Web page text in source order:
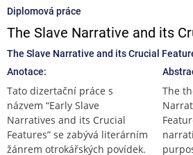
Diplomová práce
The Slave Narrative and its
The Slave Narrative and its Crucial
Anotace:
Tato dizertační práce s
názvem “Early Slave
Narratives and its Crucial
Features” se zabývá literárním
žánrem otrokářských povídek.
The